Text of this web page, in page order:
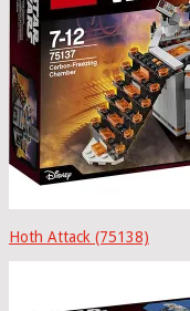
Hoth Attack (75138)